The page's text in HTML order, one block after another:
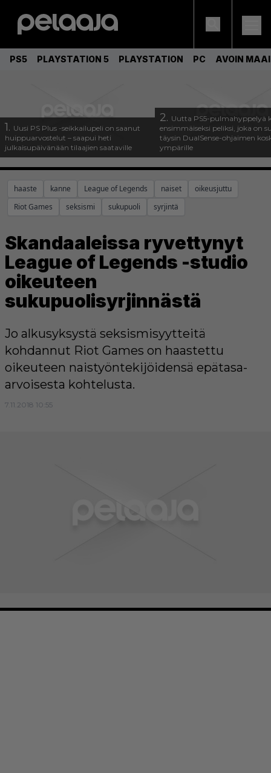
PS5 PLAYSTATION 5 PLAYSTATION PC AVOIN
1. Uusi PS Plus -seikkailupeli on saanut
huippuarvostelut – saapui heti
julkaisupäivänään tilaajien saataville
2. Uutta PS5-pulmahyppelyä
ensimmäiseksi peliksi, joka on
täysin DualSense-ohjaimen
ympärille
haaste kanne League of Legends naiset
oikeusjuttu
Riot Games
seksismi sukupuoli syrjintä
Skandaaleissa ryvettynyt
League of Legends -studio
oikeuteen
sukupuolisyrjinnästä
Jo alkusyksystä seksismisyytteitä
kohdannut Riot Games on haastettu
oikeuteen naistyöntekijöidensä epätasa-
arvoisesta kohtelusta.
7.11.2018 10:55